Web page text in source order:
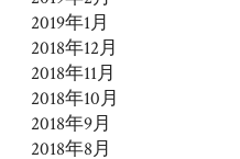
2019年1月
2018年12月
2018年11月
2018年10月
2018年9月
2018年8月